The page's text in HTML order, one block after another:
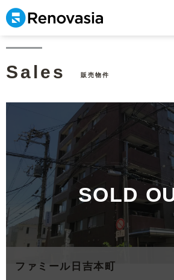
Sales 販売物件
ファミール日吉本町
SOLD